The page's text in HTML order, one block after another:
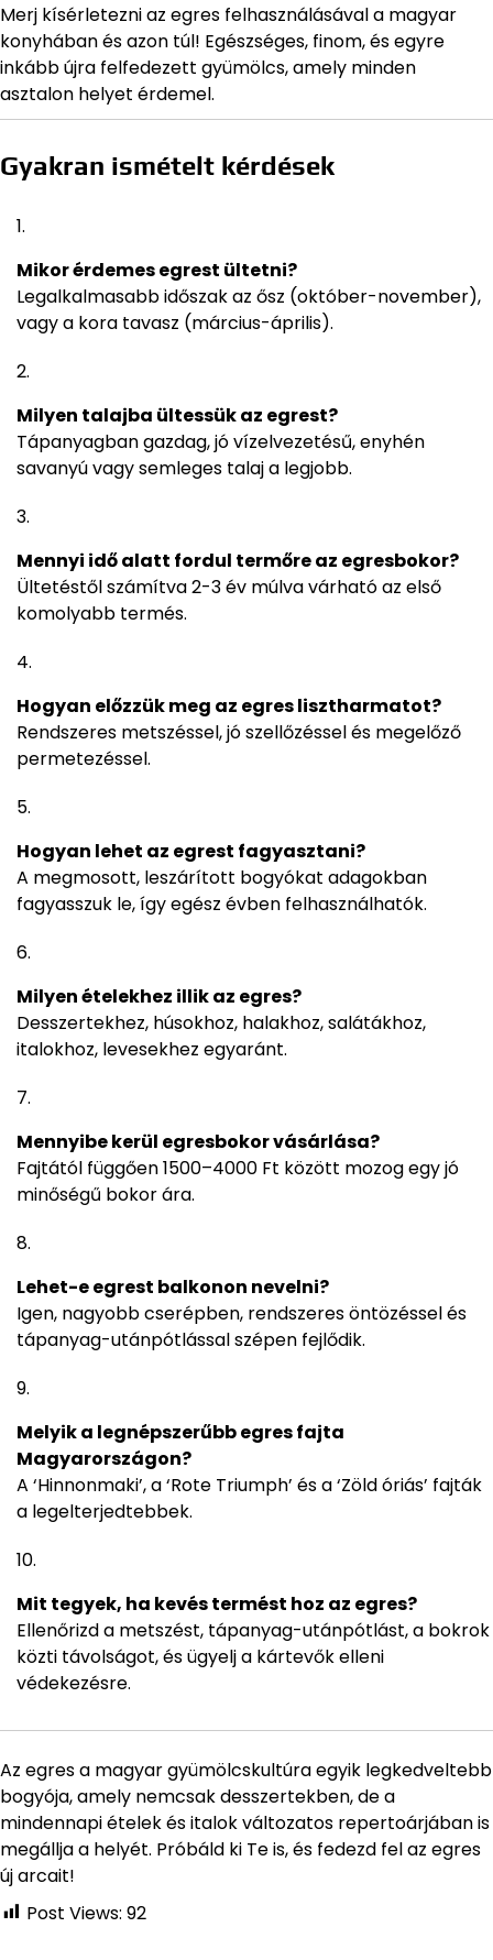
Merj kísérletezni az egres felhasználásával a magyar
konyhában és azon túl! Egészséges, finom, és egyre
inkább újra felfedezett gyümölcs, amely minden
asztalon helyet érdemel.
Gyakran ismételt kérdések
Mikor érdemes egrest ültetni?
Legalkalmasabb időszak az ősz (október-november),
vagy a kora tavasz (március-április).
Milyen talajba ültessük az egrest?
Tápanyagban gazdag, jó vízelvezetésű, enyhén
savanyú vagy semleges talaj a legjobb.
Mennyi idő alatt fordul termőre az egresbokor?
Ültetéstől számítva 2-3 év múlva várható az első
komolyabb termés.
Hogyan előzzük meg az egres lisztharmatot?
Rendszeres metszéssel, jó szellőzéssel és megelőző
permetezéssel.
Hogyan lehet az egrest fagyasztani?
A megmosott, leszárított bogyókat adagokban
fagyasszuk le, így egész évben felhasználhatók.
Milyen ételekhez illik az egres?
Desszertekhez, húsokhoz, halakhoz, salátákhoz,
italokhoz, levesekhez egyaránt.
Mennyibe kerül egresbokor vásárlása?
Fajtától függően 1500–4000 Ft között mozog egy jó
minőségű bokor ára.
Lehet-e egrest balkonon nevelni?
Igen, nagyobb cserépben, rendszeres öntözéssel és
tápanyag-utánpótlással szépen fejlődik.
Melyik a legnépszerűbb egres fajta
Magyarországon?
A ‘Hinnonmaki’, a ‘Rote Triumph’ és a ‘Zöld óriás’ fajták
a legelterjedtebbek.
Mit tegyek, ha kevés termést hoz az egres?
Ellenőrizd a metszést, tápanyag-utánpótlást, a bokrok
közti távolságot, és ügyelj a kártevők elleni
védekezésre.
Az egres a magyar gyümölcskultúra egyik legkedveltebb
bogyója, amely nemcsak desszertekben, de a
mindennapi ételek és italok változatos repertoárjában is
megállja a helyét. Próbáld ki Te is, és fedezd fel az egres
új arcait!
Post Views: 92